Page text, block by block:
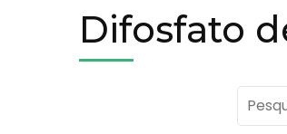
Difosfato
por: